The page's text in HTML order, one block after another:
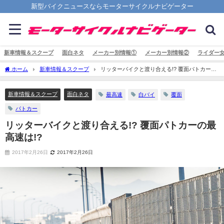
新型バイクニュースならモーターサイクルナビゲーター
新車情報＆スクープ 面白ネタ メーカー別情報① メーカー別情報② ライダー
ホーム 新車情報＆スクープ
リッターバイクと渡り合える!? 覆面パトカーの
最高速は!?
新車情報＆スクープ 面白ネタ 最高速 白バイ 覆面
パトカー
リッターバイクと渡り合える!? 覆面パトカーの最
高速は!?
2017年2月26日 2017年2月26日